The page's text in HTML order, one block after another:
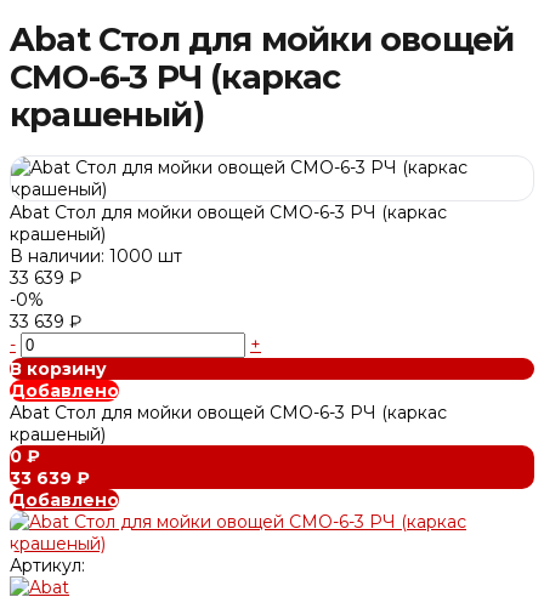
Abat Стол для мойки овощей
СМО-6-3 РЧ (каркас
крашеный)
Abat Стол для мойки овощей СМО-6-3 РЧ (каркас
крашеный)
В наличии: 1000 шт
33 639 ₽
-0%
33 639 ₽
-
+
В корзину
Добавлено
Abat Стол для мойки овощей СМО-6-3 РЧ (каркас
крашеный)
0 ₽
33 639 ₽
Добавлено
Артикул: